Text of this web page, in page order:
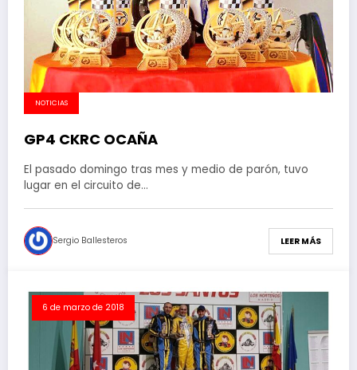
NOTICIAS
GP4 CKRC OCAÑA
El pasado domingo tras mes y medio de parón, tuvo
lugar en el circuito de…
Sergio Ballesteros LEER MÁS
6 de marzo de 2018